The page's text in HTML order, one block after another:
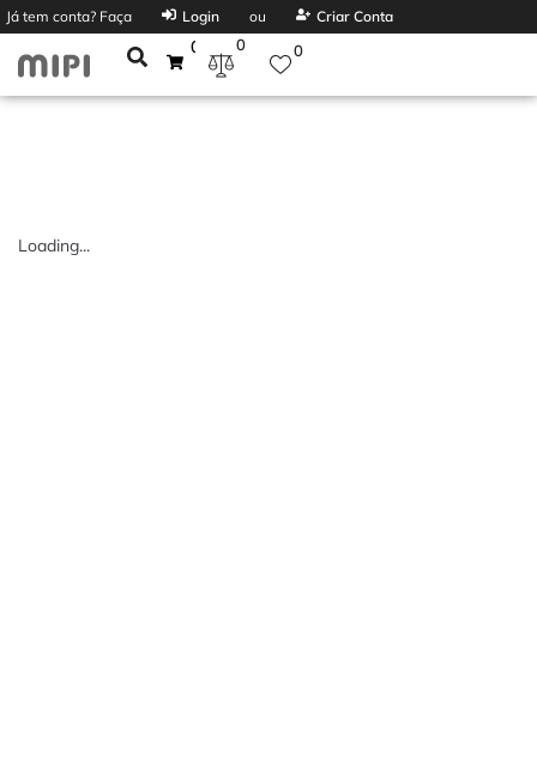
Já tem conta? Faça Login ou Criar Conta
0 0 0
Loading...